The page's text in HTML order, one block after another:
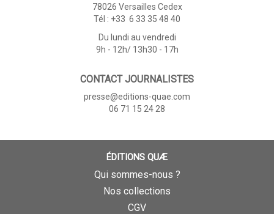
78026 Versailles Cedex
Tél : +33 6 33 35 48 40
Du lundi au vendredi
9h - 12h/ 13h30 - 17h
CONTACT JOURNALISTES
presse@editions-quae.com
06 71 15 24 28
ÉDITIONS QUÆ
Qui sommes-nous ?
Nos collections
CGV